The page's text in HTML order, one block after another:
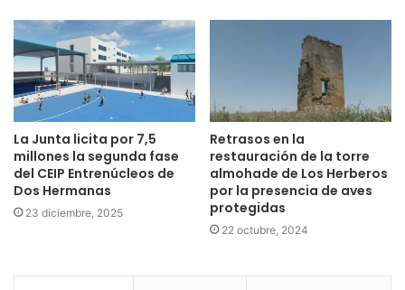
La Junta licita por 7,5
millones la segunda fase
del CEIP Entrenúcleos de
Dos Hermanas
23 diciembre, 2025
Retrasos en la
restauración de la torre
almohade de Los Herberos
por la presencia de aves
protegidas
22 octubre, 2024